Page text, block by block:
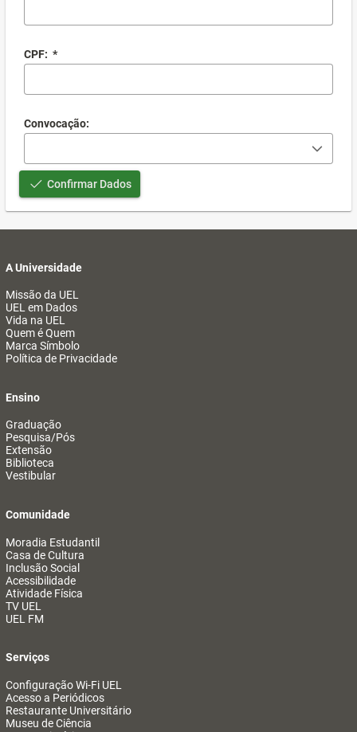
CPF: *
Convocação:
Confirmar Dados
A Universidade
Missão da UEL
UEL em Dados
Vida na UEL
Quem é Quem
Marca Símbolo
Política de Privacidade
Ensino
Graduação
Pesquisa/Pós
Extensão
Biblioteca
Vestibular
Comunidade
Moradia Estudantil
Casa de Cultura
Inclusão Social
Acessibilidade
Atividade Física
TV UEL
UEL FM
Serviços
Configuração Wi-Fi UEL
Acesso a Periódicos
Restaurante Universitário
Museu de Ciência